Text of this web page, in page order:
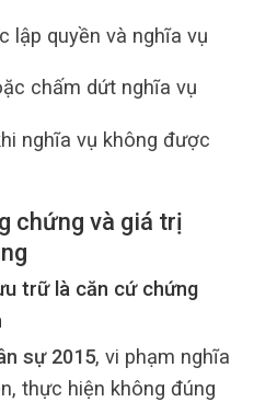
lập quyền và nghĩa vụ
chấm dứt nghĩa vụ
nghĩa vụ không được
chứng và giá trị
trữ là căn cứ chứng
sự 2015, vi phạm nghĩa
thực hiện không đúng